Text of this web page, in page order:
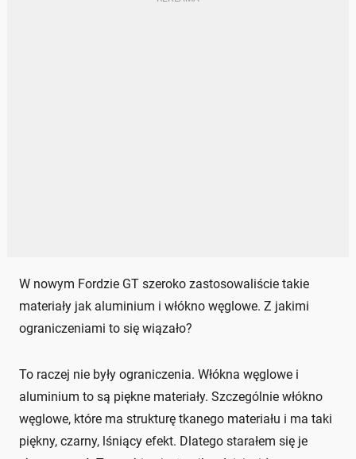
W nowym Fordzie GT szeroko zastosowaliście takie
materiały jak aluminium i włókno węglowe. Z jakimi
ograniczeniami to się wiązało?
To raczej nie były ograniczenia. Włókna węglowe i
aluminium to są piękne materiały. Szczególnie włókno
węglowe, które ma strukturę tkanego materiału i ma taki
piękny, czarny, lśniący efekt. Dlatego starałem się je